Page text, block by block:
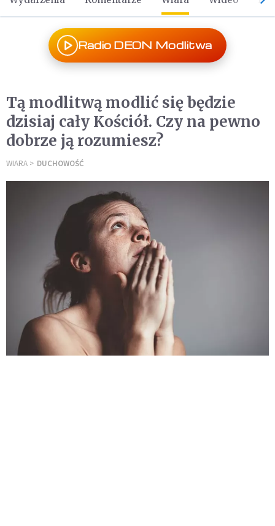
Radio DEON Modlitwa
Tą modlitwą modlić się będzie
dzisiaj cały Kościół. Czy na pewno
dobrze ją rozumiesz?
WIARA DUCHOWOŚĆ